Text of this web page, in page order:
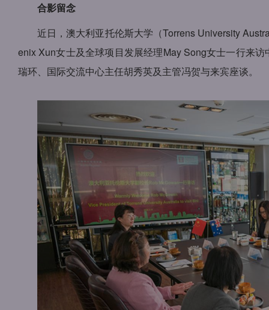
合影留念
近日，澳大利亚托伦斯大学（Torrens University
enix Xun女士及全球项目发展经理May Song女士一行来
瑞环、国际交流中心主任胡秀英及主管冯贺与来宾座谈。